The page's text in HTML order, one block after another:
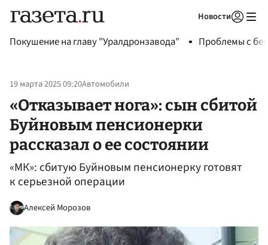
Новости
Покушение на главу "Уралдронзавода" Проблемы с
19 марта 2025 09:20Автомобили
«Отказывает нога»: сын сбитой
Буйновым пенсионерки
рассказал о ее состоянии
«МК»: сбитую Буйновым пенсионерку готовят
к серьезной операции
Алексей Морозов